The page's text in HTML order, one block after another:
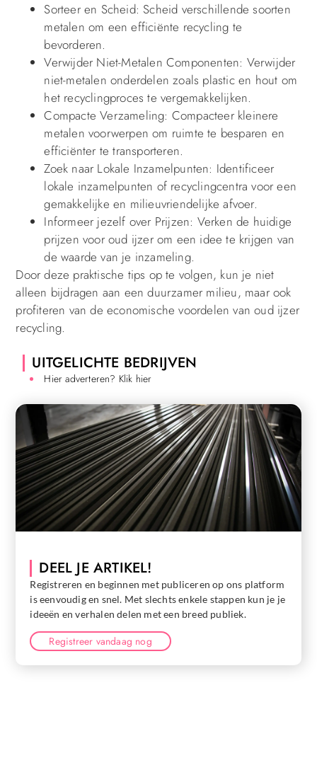
Sorteer en Scheid: Scheid verschillende soorten
metalen om een efficiënte recycling te
bevorderen.
Verwijder Niet-Metalen Componenten: Verwijder
niet-metalen onderdelen zoals plastic en hout om
het recyclingproces te vergemakkelijken.
Compacte Verzameling: Compacteer kleinere
metalen voorwerpen om ruimte te besparen en
efficiënter te transporteren.
Zoek naar Lokale Inzamelpunten: Identificeer
lokale inzamelpunten of recyclingcentra voor een
gemakkelijke en milieuvriendelijke afvoer.
Informeer jezelf over Prijzen: Verken de huidige
prijzen voor oud ijzer om een idee te krijgen van
de waarde van je inzameling.
Door deze praktische tips op te volgen, kun je niet
alleen bijdragen aan een duurzamer milieu, maar ook
profiteren van de economische voordelen van oud ijzer
recycling.
UITGELICHTE BEDRIJVEN
Hier adverteren? Klik hier
DEEL JE ARTIKEL!
Registreren en beginnen met publiceren op ons platform
is eenvoudig en snel. Met slechts enkele stappen kun je je
ideeën en verhalen delen met een breed publiek.
Registreer vandaag nog